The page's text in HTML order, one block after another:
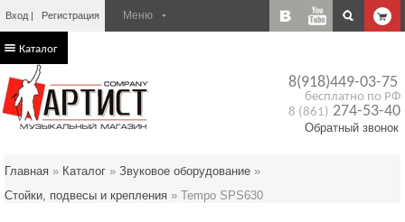
Вход Регистрация
8(918)449-03-75
бесплатно по РФ
8 (861) 274-53-40
Обратный звонок
Каталог
Главная » Каталог » Звуковое оборудование »
Стойки, подвесы и крепления » Tempo SPS630